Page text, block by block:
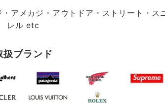
アメカジ・アウトドア・ストリート・ス
レル etc
扱ブランド